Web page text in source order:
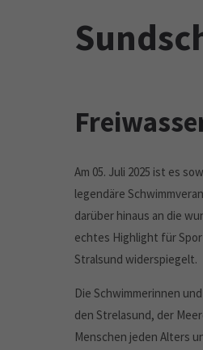
Am 05. Juli 2025 ist es
legendäre
darüber hinaus an die
echtes Highlight für
Stralsund widerspiegelt.
Die Schwimmerinnen
den Strelasund, der
Menschen jeden Alters